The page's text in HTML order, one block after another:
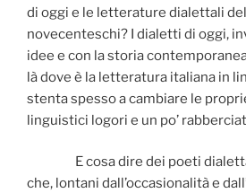
di oggi e le letterature dialettali
novecenteschi? I dialetti di oggi,
idee e con la storia
là dove è la letteratura italiana in
stenta spesso a cambiare le
linguistici logori e un po’
E cosa dire dei poeti
che, lontani dall’occasionalità e